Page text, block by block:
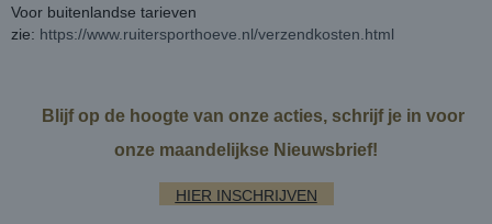
Voor buitenlandse tarieven
zie: https://www.ruitersporthoeve.nl/verzendkosten.html
Blijf op de hoogte van onze acties, schrijf je in voor
onze maandelijkse Nieuwsbrief!
HIER INSCHRIJVEN